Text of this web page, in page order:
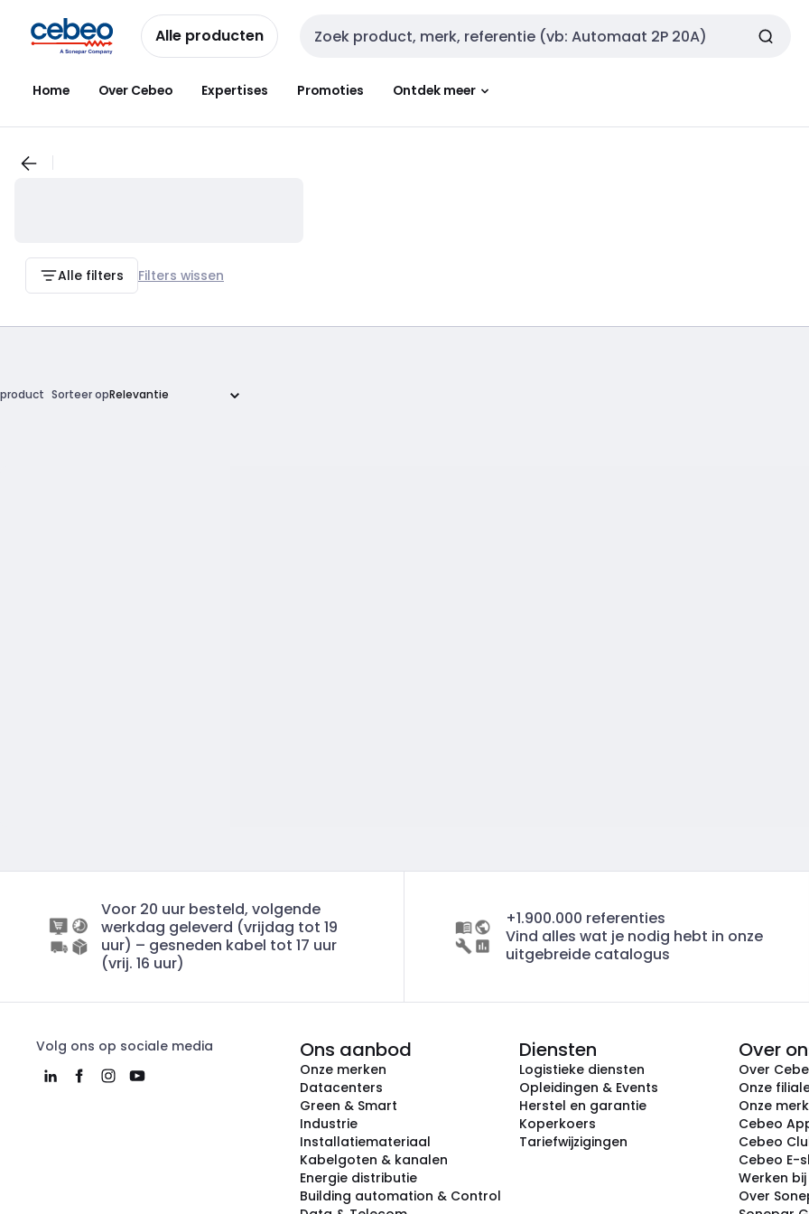
naar
navigatie
naar
inhoud
Alle producten Zoekveld invoer
Home Over Cebeo Expertises Promoties Ontdek meer
Alle filters Filters wissen
product Sorteer op
Voor 20 uur besteld, volgende
werkdag geleverd (vrijdag tot 19
uur) – gesneden kabel tot 17 uur
(vrij. 16 uur)
+1.900.000 referenties
Vind alles wat je nodig hebt in onze
uitgebreide catalogus
Volg ons op sociale media Ons aanbod
Onze merken
Datacenters
Green & Smart
Industrie
Installatiemateriaal
Kabelgoten & kanalen
Energie distributie
Building automation & Control
Diensten
Logistieke diensten
Opleidingen & Events
Herstel en garantie
Koperkoers
Tariefwijzigingen
Over
Over
Onze
Onze
Cebeo
Cebeo
Cebeo E-
Werken
Over